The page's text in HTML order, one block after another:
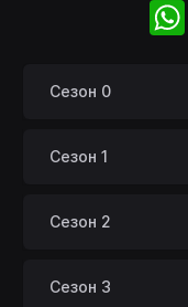
Сезон 0
Сезон 1
Сезон 2
Сезон 3